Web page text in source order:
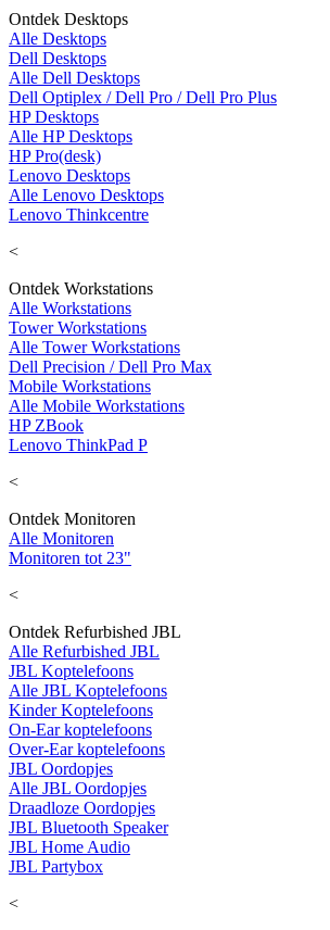
Ontdek Desktops
Alle Desktops
Dell Desktops
Alle Dell Desktops
Dell Optiplex / Dell Pro / Dell Pro Plus
HP Desktops
Alle HP Desktops
HP Pro(desk)
Lenovo Desktops
Alle Lenovo Desktops
Lenovo Thinkcentre
<
Ontdek Workstations
Alle Workstations
Tower Workstations
Alle Tower Workstations
Dell Precision / Dell Pro Max
Mobile Workstations
Alle Mobile Workstations
HP ZBook
Lenovo ThinkPad P
<
Ontdek Monitoren
Alle Monitoren
Monitoren tot 23"
<
Ontdek Refurbished JBL
Alle Refurbished JBL
JBL Koptelefoons
Alle JBL Koptelefoons
Kinder Koptelefoons
On-Ear koptelefoons
Over-Ear koptelefoons
JBL Oordopjes
Alle JBL Oordopjes
Draadloze Oordopjes
JBL Bluetooth Speaker
JBL Home Audio
JBL Partybox
<